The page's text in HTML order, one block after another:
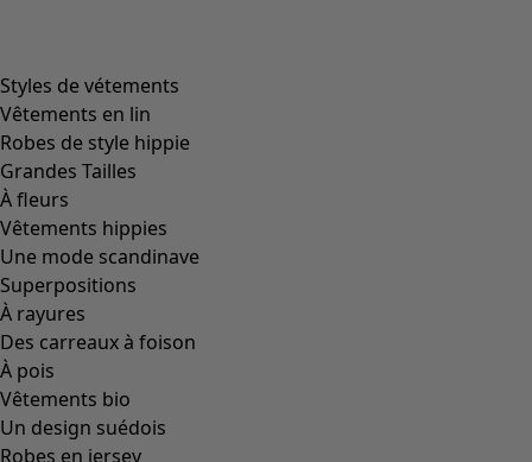
Styles de vétements
Vêtements en lin
Robes de style hippie
Grandes Tailles
À fleurs
Vêtements hippies
Une mode scandinave
Superpositions
À rayures
Des carreaux à foison
À pois
Vêtements bio
Un design suédois
Robes en jersey